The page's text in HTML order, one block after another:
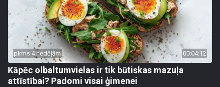
pirms 4 nedēļām 00:04:12
Kāpēc olbaltumvielas ir tik būtiskas mazuļa
attīstībai? Padomi visai ģimenei